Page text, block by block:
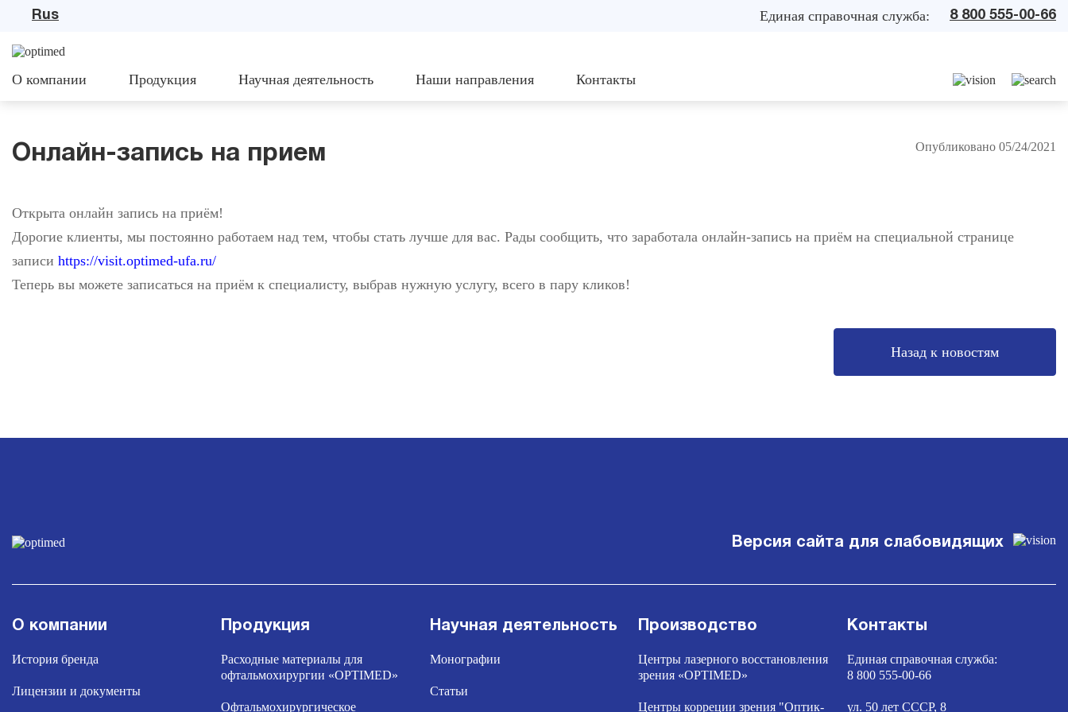
Rus Единая справочная служба: 8 800 555-00-66
О компании Продукция Научная деятельность Наши направления Контакты
Онлайн-запись на прием Опубликовано 05/24/2021
Открыта онлайн запись на приём!
Дорогие клиенты, мы постоянно работаем над тем, чтобы стать лучше для вас. Рады сообщить, что заработала онлайн-запись на приём на специальной странице
записи https://visit.optimed-ufa.ru/
Теперь вы можете записаться на приём к специалисту, выбрав нужную услугу, всего в пару кликов!
Назад к новостям
Версия сайта для слабовидящих
О компании
История бренда
Лицензии и документы
Продукция
Расходные материалы для
офтальмохирургии «OPTIMED»
Офтальмохирургическое
Научная деятельность
Монографии
Статьи
Производство
Центры лазерного восстановления
зрения «OPTIMED»
Центры корреции зрения "Оптик-
Контакты
Единая справочная служба:
8 800 555-00-66
ул. 50 лет СССР, 8